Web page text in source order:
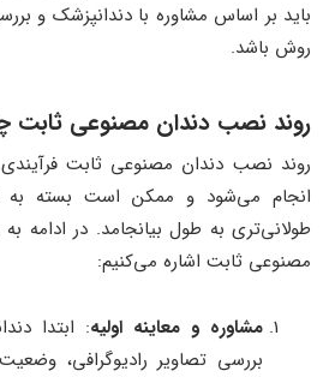
باید بر اساس مشاوره با دندانپزشک و
روش باشد.
روند نصب دندان مصنوعی ثابت
روند نصب دندان مصنوعی ثابت
انجام می‌شود و ممکن است بسته به
طولانی‌تری به طول بیانجامد. در ادامه
مصنوعی ثابت اشاره می‌کنیم:
مشاوره و معاینه اولیه: ابتدا
بررسی تصاویر رادیوگرافی،